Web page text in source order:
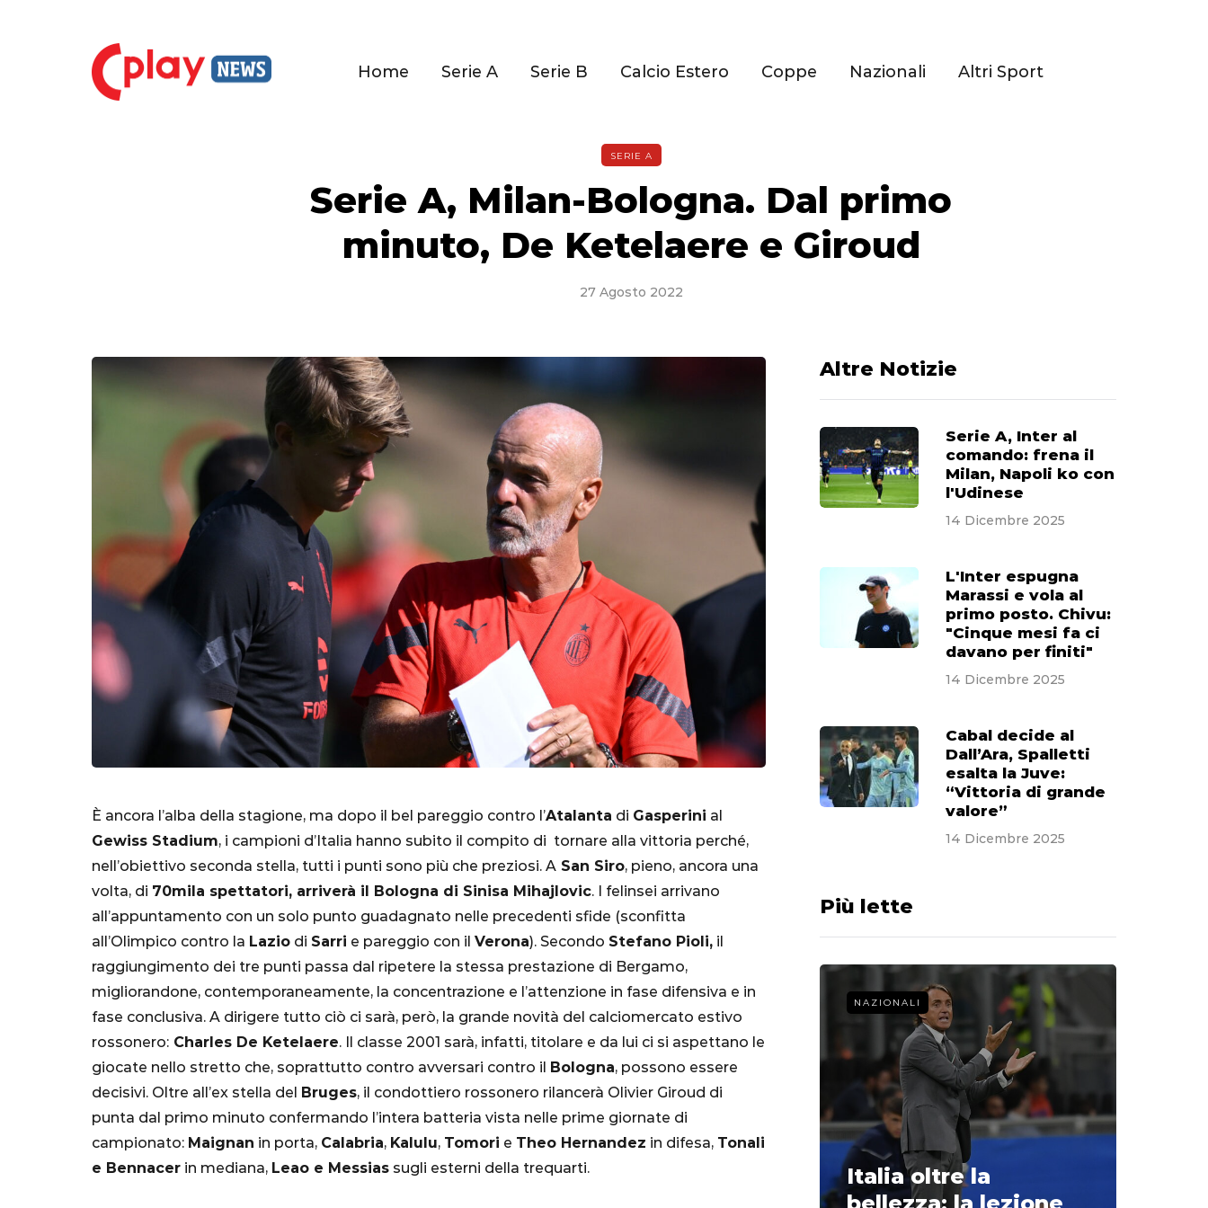
Home Serie A Serie B Calcio Estero Coppe Nazionali Altri Sport
SERIE A
Serie A, Milan-Bologna. Dal primo
minuto, De Ketelaere e Giroud
27 Agosto 2022
È ancora l’alba della stagione, ma dopo il bel pareggio contro l’Atalanta di Gasperini al
Gewiss Stadium, i campioni d’Italia hanno subito il compito di tornare alla vittoria perché,
nell’obiettivo seconda stella, tutti i punti sono più che preziosi. A San Siro, pieno, ancora una
volta, di 70mila spettatori, arriverà il Bologna di Sinisa Mihajlovic. I felinsei arrivano
all’appuntamento con un solo punto guadagnato nelle precedenti sfide (sconfitta
all’Olimpico contro la Lazio di Sarri e pareggio con il Verona). Secondo Stefano Pioli, il
raggiungimento dei tre punti passa dal ripetere la stessa prestazione di Bergamo,
migliorandone, contemporaneamente, la concentrazione e l’attenzione in fase difensiva e in
fase conclusiva. A dirigere tutto ciò ci sarà, però, la grande novità del calciomercato estivo
rossonero: Charles De Ketelaere. Il classe 2001 sarà, infatti, titolare e da lui ci si aspettano le
giocate nello stretto che, soprattutto contro avversari contro il Bologna, possono essere
decisivi. Oltre all’ex stella del Bruges, il condottiero rossonero rilancerà Olivier Giroud di
punta dal primo minuto confermando l’intera batteria vista nelle prime giornate di
campionato: Maignan in porta, Calabria, Kalulu, Tomori e Theo Hernandez in difesa, Tonali
e Bennacer in mediana, Leao e Messias sugli esterni della trequarti.
Altre Notizie
Serie A, Inter al
comando: frena il
Milan, Napoli ko con
l'Udinese
14 Dicembre 2025
L'Inter espugna
Marassi e vola al
primo posto. Chivu:
"Cinque mesi fa ci
davano per finiti"
14 Dicembre 2025
Cabal decide al
Dall’Ara, Spalletti
esalta la Juve:
“Vittoria di grande
valore”
14 Dicembre 2025
Più lette
SERIE A
Lautaro Martinez,
parla l'agente:
"Bayern? Pensa
Qatar 2022, Brasile
NAZIONALI
Italia oltre la